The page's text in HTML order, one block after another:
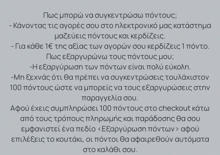
Πως μπορώ να συγκεντρώσω πόντους;
- Κάνοντας τις αγορές σου στο ηλεκτρονικό μας κατάστημα
μαζεύεις πόντους και κερδίζεις.
- Για κάθε 1€ της αξίας των αγορών σου κερδίζεις 1 πόντο.
Πως εξαργυρώνω τους πόντους μου;
-Η εξαργύρωση των πόντων είναι πολύ εύκολη.
-Μη ξεχνάς ότι θα πρέπει να συγκεντρώσεις τουλάχιστον
100 πόντους ώστε να μπορείς να τους εξαργυρώσεις στην
παραγγελία σου.
Αφού έχεις συμπληρώσει 100 πόντους στο checkout κάτω
από τους τρόπους πληρωμής και παράδοσης θα σου
εμφανιστεί ένα πεδίο <Εξαργύρωση πόντων> αφού
επιλέξεις το κουτάκι, οι πόντοι θα αφαιρεθούν αυτόματα
στο καλάθι σου.